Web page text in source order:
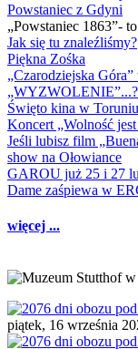
Powstaniec z Gdyni
„Powstaniec 1863”-
Jak się tu znaleźliśmy?
Piękna Zośka
„Czarodziejska
„WYZWOLENIE”...?
Święto kina w
Koncert „Wolność
Jeśli lubisz film
show na Ołowiance
GAROU już 25 i 27
Dame zaśpiewa w
więcej ...
piątek, 16 września